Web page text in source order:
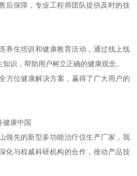
后保障，专业工程师团队提供及时的技
养生培训和健康教育活动，通过线上线
识，帮助用户树立正确的健康观念。
方位健康解决方案，赢得了广大用户的
健康中国
领先的新型多功能治疗仪生产厂家，我
化与权威科研机构的合作，推动产品技